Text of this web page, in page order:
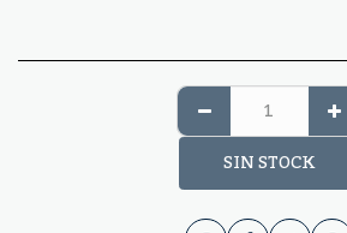
SIN STOCK